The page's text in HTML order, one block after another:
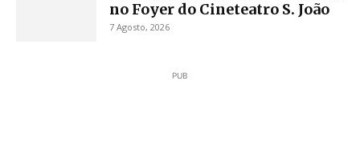
no Foyer do Cineteatro S. João
7 Agosto, 2026
PUB